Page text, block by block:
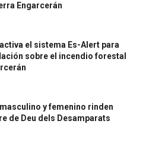
Engarcerán
el sistema Es-Alert para
sobre el incendio forestal
masculino y femenino rinden
de Deu dels Desamparats